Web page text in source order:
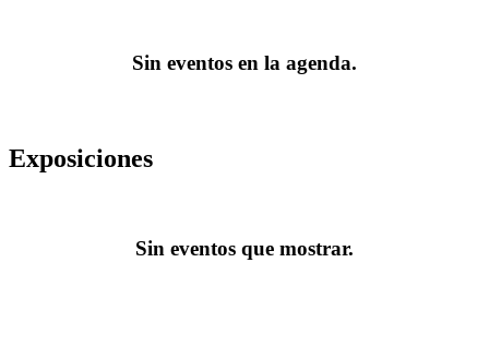
Sin eventos en la agenda.
Exposiciones
Sin eventos que mostrar.